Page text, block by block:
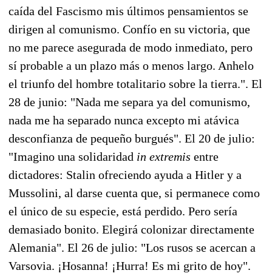
caída del Fascismo mis últimos pensamientos se
dirigen al comunismo. Confío en su victoria, que
no me parece asegurada de modo inmediato, pero
sí probable a un plazo más o menos largo. Anhelo
el triunfo del hombre totalitario sobre la tierra.". El
28 de junio: "Nada me separa ya del comunismo,
nada me ha separado nunca excepto mi atávica
desconfianza de pequeño burgués". El 20 de julio:
"Imagino una solidaridad in extremis entre
dictadores: Stalin ofreciendo ayuda a Hitler y a
Mussolini, al darse cuenta que, si permanece como
el único de su especie, está perdido. Pero sería
demasiado bonito. Elegirá colonizar directamente
Alemania". El 26 de julio: "Los rusos se acercan a
Varsovia. ¡Hosanna! ¡Hurra! Es mi grito de hoy".